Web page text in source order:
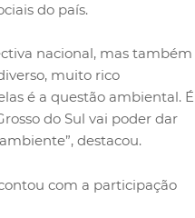
do país.
nacional, mas também
muito rico
é a questão ambiental. É
do Sul vai poder dar
destacou.
com a participação